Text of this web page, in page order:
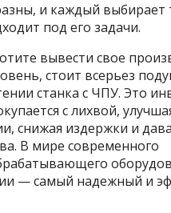
и каждый выбирает
под его задачи.
вывести свое
стоит всерьез
станка с ЧПУ. Это
с лихвой,
снижая издержки и
В мире современного
— самый надежный и